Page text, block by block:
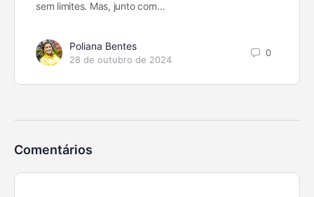
sem limites. Mas, junto com…
Poliana Bentes
28 de outubro de 2024
0
Comentários